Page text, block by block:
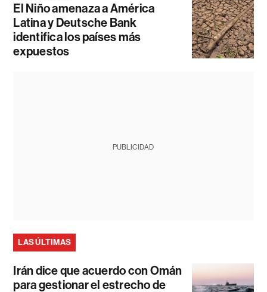
El Niño amenaza a América
Latina y Deutsche Bank
identifica los países más
expuestos
PUBLICIDAD
LAS ÚLTIMAS
Irán dice que acuerdo con Omán
para gestionar el estrecho de